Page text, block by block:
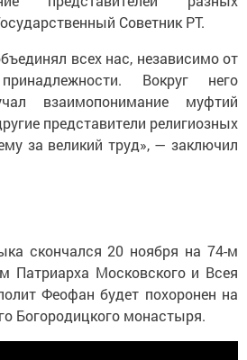
Советник РТ.
всех нас, независимо от
Вокруг него
взаимопонимание муфтий
представители религиозных
за великий труд», — заключил
скончался 20 ноября на 74-м
Патриарха Московского и Всея
Феофан будет похоронен на
Богородицкого монастыря.